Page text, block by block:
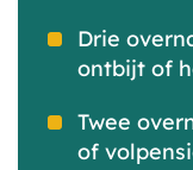
Drie
ontbijt of
Twee
of